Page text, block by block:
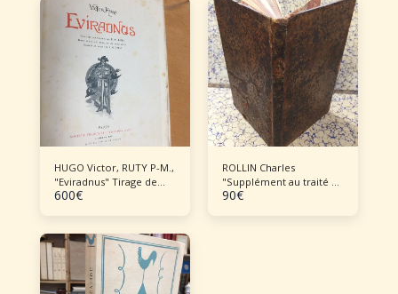
HUGO Victor, RUTY P-M.,
"Eviradnus" Tirage de
tête
600€
ROLLIN Charles
"Supplément au traité de
la manière d'enseigner
90€